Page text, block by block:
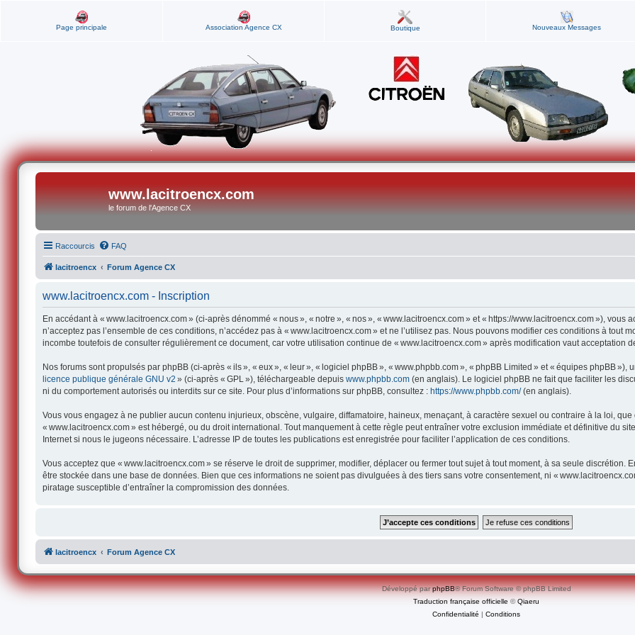
Page principale Association Agence CX Boutique Nouveaux Messages
www.lacitroencx.com
le forum de l'Agence CX
Raccourcis FAQ
lacitroencx Forum Agence CX
www.lacitroencx.com - Inscription
En accédant à « www.lacitroencx.com » (ci-après dénommé « nous », « notre », « nos », « www.lacitroencx.com » et « https://www.lacitroencx.com »),
n’acceptez pas l’ensemble de ces conditions, n’accédez pas à « www.lacitroencx.com » et ne l’utilisez pas. Nous pouvons modifier ces conditions à tout
incombe toutefois de consulter régulièrement ce document, car votre utilisation continue de « www.lacitroencx.com » après modification vaut acceptation
Nos forums sont propulsés par phpBB (ci-après « ils », « eux », « leur », « logiciel phpBB », « www.phpbb.com », « phpBB Limited » et « équipes phpBB
licence publique générale GNU v2 » (ci-après « GPL »), téléchargeable depuiswww.phpbb.com (en anglais). Le logiciel phpBB ne fait que faciliter les
ni du comportement autorisés ou interdits sur ce site. Pour plus d’informations sur phpBB, consultez : https://www.phpbb.com/(en anglais).
Vous vous engagez à ne publier aucun contenu injurieux, obscène, vulgaire, diffamatoire, haineux, menaçant, à caractère sexuel ou contraire à la loi,
« www.lacitroencx.com » est hébergé, ou du droit international. Tout manquement à cette règle peut entraîner votre exclusion immédiate et définitive du
Internet si nous le jugeons nécessaire. L’adresse IP de toutes les publications est enregistrée pour faciliter l’application de ces conditions.
Vous acceptez que « www.lacitroencx.com » se réserve le droit de supprimer, modifier, déplacer ou fermer tout sujet à tout moment, à sa seule discrétion.
être stockée dans une base de données. Bien que ces informations ne soient pas divulguées à des tiers sans votre consentement, ni «
piratage susceptible d’entraîner la compromission des données.
lacitroencx Forum Agence CX
Développé parphpBB® Forum Software © phpBB Limited
Traduction française officielle ©Qiaeru
Confidentialité | Conditions